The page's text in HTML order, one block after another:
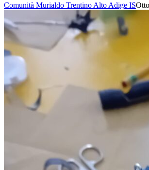
Comunità Murialdo Trentino Alto Adige IS